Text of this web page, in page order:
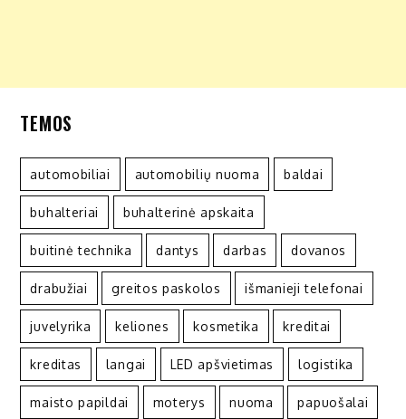
TEMOS
automobiliai automobilių nuoma baldai
buhalteriai buhalterinė apskaita
buitinė technika dantys darbas dovanos
drabužiai greitos paskolos išmanieji telefonai
juvelyrika keliones kosmetika kreditai
kreditas langai LED apšvietimas logistika
maisto papildai moterys nuoma papuošalai